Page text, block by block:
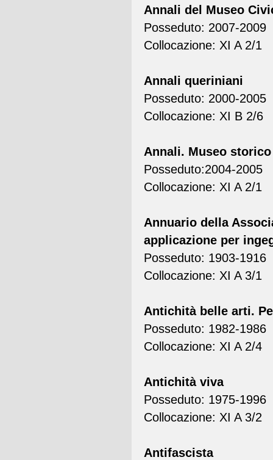
Annali del Museo
Posseduto: 2007-2009
Collocazione: XI A 2/1
Annali queriniani
Posseduto: 2000-2005
Collocazione: XI B 2/6
Annali. Museo
Posseduto:2004-2005
Collocazione: XI A 2/1
Annuario della
applicazione per
Posseduto: 1903-1916
Collocazione: XI A 3/1
Antichità belle arti.
Posseduto: 1982-1986
Collocazione: XI A 2/4
Antichità viva
Posseduto: 1975-1996
Collocazione: XI A 3/2
Antifascista